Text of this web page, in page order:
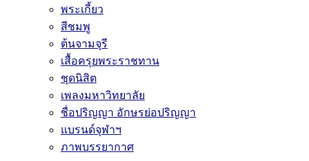
พระเกี้ยว
สีชมพู
ต้นจามจุรี
เสื้อครุยพระราชทาน
ชุดนิสิต
เพลงมหาวิทยาลัย
ชื่อปริญญา อักษรย่อปริญญา
แบรนด์จุฬาฯ
ภาพบรรยากาศ